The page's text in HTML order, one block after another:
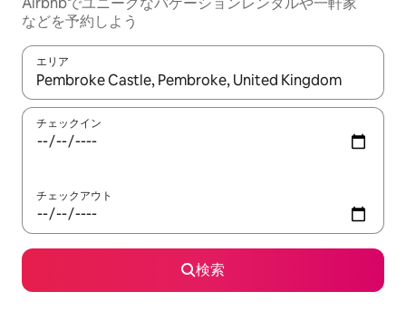
な⁠ど⁠を予⁠約⁠し⁠よ⁠う
エリア
検索結果が表示されたら、上下の矢印キーを使って移動するか
チェックイン
チェックアウト
検索